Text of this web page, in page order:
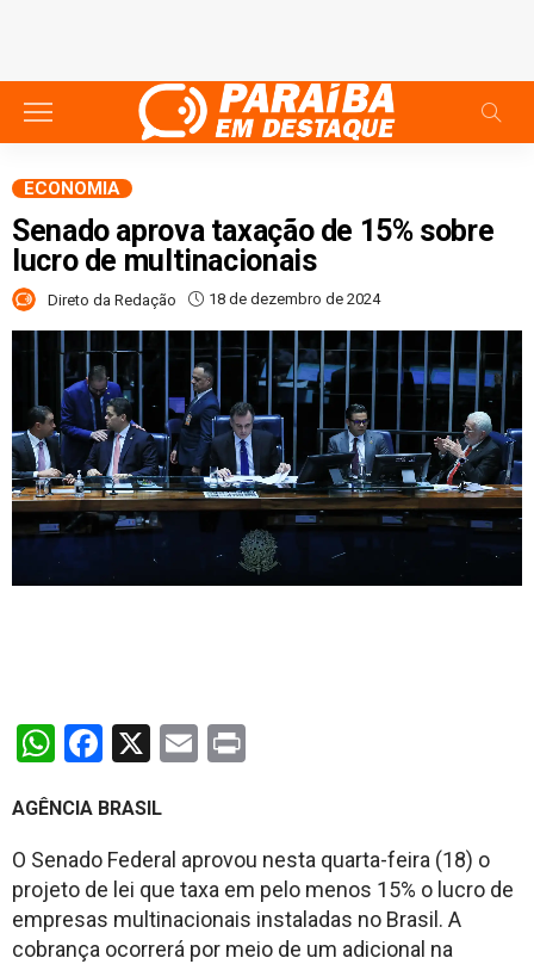
ECONOMIA
Senado aprova taxação de 15% sobre
lucro de multinacionais
Direto da Redação 18 de dezembro de 2024
WhatsApp
Facebook
X Email
AGÊNCIA BRASIL
O Senado Federal aprovou nesta quarta-feira (18) o
projeto de lei que taxa em pelo menos 15% o lucro de
empresas multinacionais instaladas no Brasil. A
cobrança ocorrerá por meio de um adicional na